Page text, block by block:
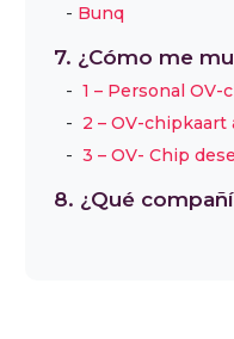
Bunq
7. ¿Cómo me
1 – Personal OV-
2 – OV-chipkaart
3 – OV- Chip
8. ¿Qué